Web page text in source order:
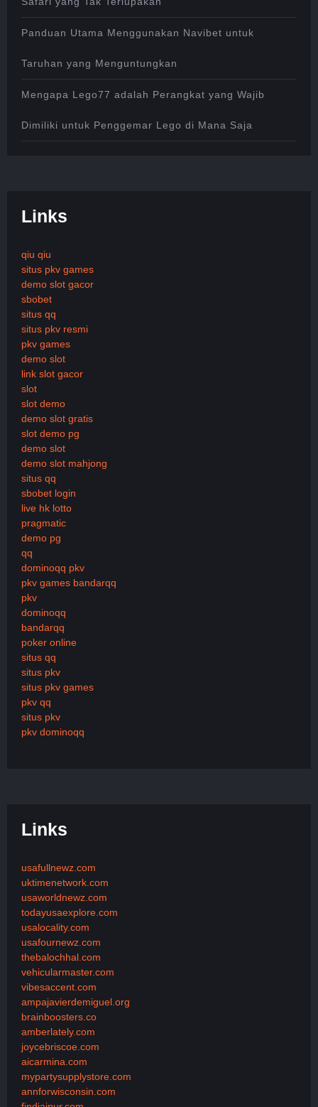
Panduan Utama Menggunakan Navibet untuk
Taruhan yang Menguntungkan
Mengapa Lego77 adalah Perangkat yang Wajib
Dimiliki untuk Penggemar Lego di Mana Saja
Links
qiu qiu
situs pkv games
demo slot gacor
sbobet
situs qq
situs pkv resmi
pkv games
demo slot
link slot gacor
slot
slot demo
demo slot gratis
slot demo pg
demo slot
demo slot mahjong
situs qq
sbobet login
live hk lotto
pragmatic
demo pg
qq
dominoqq pkv
pkv games bandarqq
pkv
dominoqq
bandarqq
poker online
situs qq
situs pkv
situs pkv games
pkv qq
situs pkv
pkv dominoqq
Links
usafullnewz.com
uktimenetwork.com
usaworldnewz.com
todayusaexplore.com
usalocality.com
usafournewz.com
thebalochhal.com
vehicularmaster.com
vibesaccent.com
ampajavierdemiguel.org
brainboosters.co
amberlately.com
joycebriscoe.com
aicarmina.com
mypartysupplystore.com
annforwisconsin.com